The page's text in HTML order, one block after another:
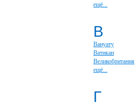
ещё...
В
Вануату
Ватикан
Великобритания
ещё...
Г